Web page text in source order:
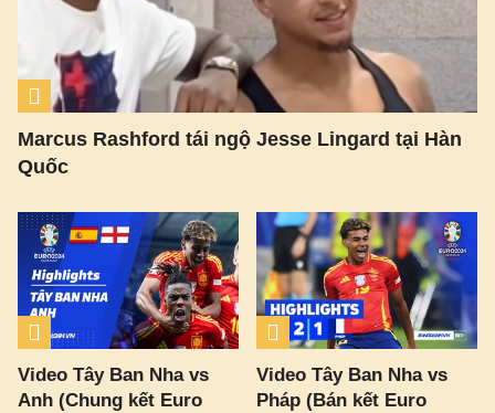
Marcus Rashford tái ngộ Jesse Lingard tại Hàn
Quốc
Video Tây Ban Nha vs
Anh (Chung kết Euro
Video Tây Ban Nha vs
Pháp (Bán kết Euro